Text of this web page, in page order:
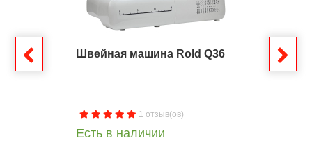
Швейная машина Rold Q36
1 отзыв(ов)
Есть в наличии